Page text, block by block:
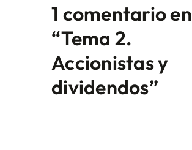
1 comentario en
“Tema 2.
Accionistas y
dividendos”